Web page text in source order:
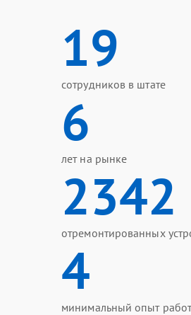
19
сотрудников в штате
6
лет на рынке
2342
отремонтированных
4
минимальный опыт